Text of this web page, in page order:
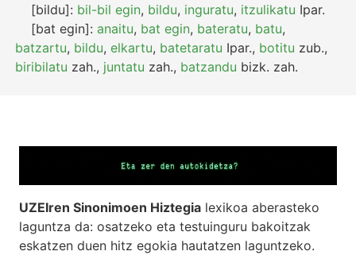
[bildu]: bil-bil egin, bildu, inguratu, itzulikatu Ipar.
[bat egin]:anaitu, bat egin, bateratu, batu,
batzartu, bildu,elkartu, batetaratu Ipar., botitu zub.,
biribilatu zah., juntatu zah., batzandu bizk. zah.
UZEIren Sinonimoen Hiztegia lexikoa aberasteko
laguntza da: osatzeko eta testuinguru bakoitzak
eskatzen duen hitz egokia hautatzen laguntzeko.